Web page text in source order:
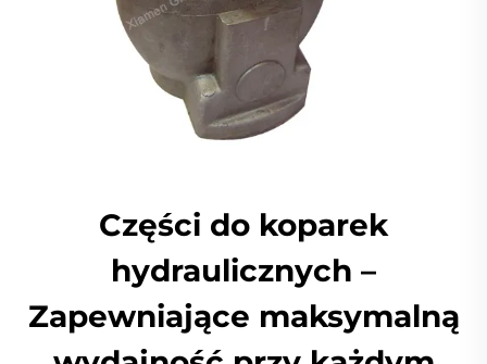
Części do koparek
hydraulicznych –
Zapewniające maksymalną